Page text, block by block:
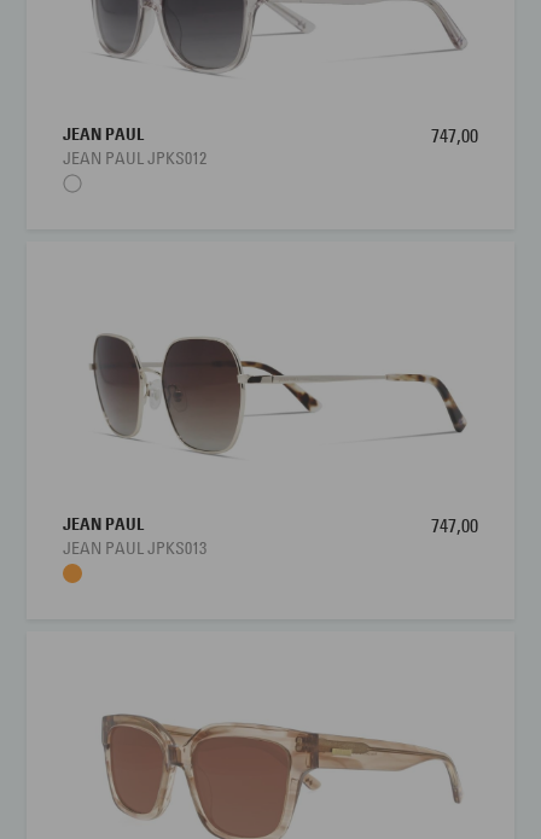
JEAN PAUL
JEAN PAUL JPKS012
747,00
JEAN PAUL
JEAN PAUL JPKS013
747,00